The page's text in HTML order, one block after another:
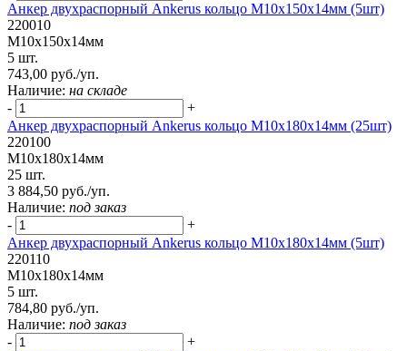
Анкер двухраспорный Ankerus кольцо М10х150х14мм (5шт)
220010
М10х150х14мм
5 шт.
743,00 руб./уп.
Наличие: на складе
-
+
Анкер двухраспорный Ankerus кольцо М10х180х14мм (25шт)
220100
М10х180х14мм
25 шт.
3 884,50 руб./уп.
Наличие: под заказ
-
+
Анкер двухраспорный Ankerus кольцо М10х180х14мм (5шт)
220110
М10х180х14мм
5 шт.
784,80 руб./уп.
Наличие: под заказ
-
+